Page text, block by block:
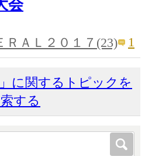
会
ＲＡＬ２０１７(23) 1
に関するトピックを
する